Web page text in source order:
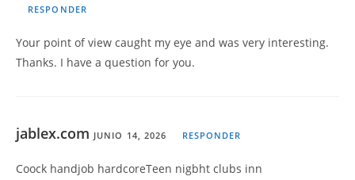
RESPONDER
Your point of view caught my eye and was very interesting.
Thanks. I have a question for you.
jablex.com JUNIO 14, 2026 RESPONDER
Coock handjob hardcoreTeen nigbht clubs inn